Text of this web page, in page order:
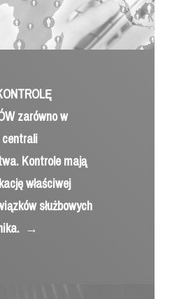
zarówno w
Kontrole mają
właściwej
służbowych
→